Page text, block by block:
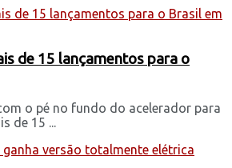
de 15 lançamentos para o
o pé no fundo do acelerador para
de 15 ...